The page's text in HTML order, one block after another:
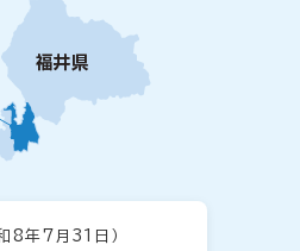
和8年7月31日）